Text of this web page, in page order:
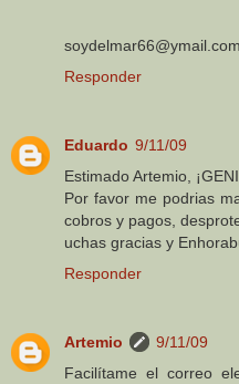
soydelmar66@ymail.com
Responder
Eduardo 9/11/09
Estimado Artemio,
Por favor me podrias
cobros y pagos,
uchas gracias y
Responder
Artemio
9/11/09
Facilítame el correo